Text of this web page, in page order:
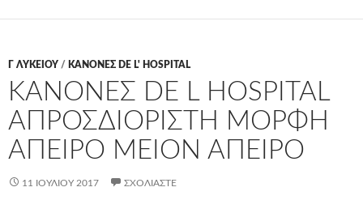
Γ ΛΥΚΕΊΟΥ / ΚΑΝΟΝΕΣ DE L' HOSPITAL
ΚΑΝΟΝΕΣ DE L HOSPITAL
ΑΠΡΟΣΔΙΟΡΙΣΤΗ ΜΟΡΦΗ
ΑΠΕΙΡΟ ΜΕΙΟΝ ΑΠΕΙΡΟ
11 ΙΟΥΛΊΟΥ 2017 ΣΧΟΛΙΆΣΤΕ